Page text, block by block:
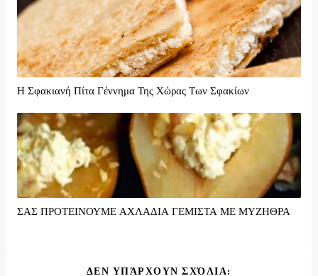
Η Σφακιανή Πίτα Γέννημα Της Χώρας Των Σφακίων
ΣΑΣ ΠΡΟΤΕΙΝΟΥΜΕ ΑΧΛΑΔΙΑ ΓΕΜΙΣΤΑ ΜΕ ΜΥΖΗΘΡΑ
ΔΕΝ ΥΠΆΡΧΟΥΝ ΣΧΌΛΙΑ: